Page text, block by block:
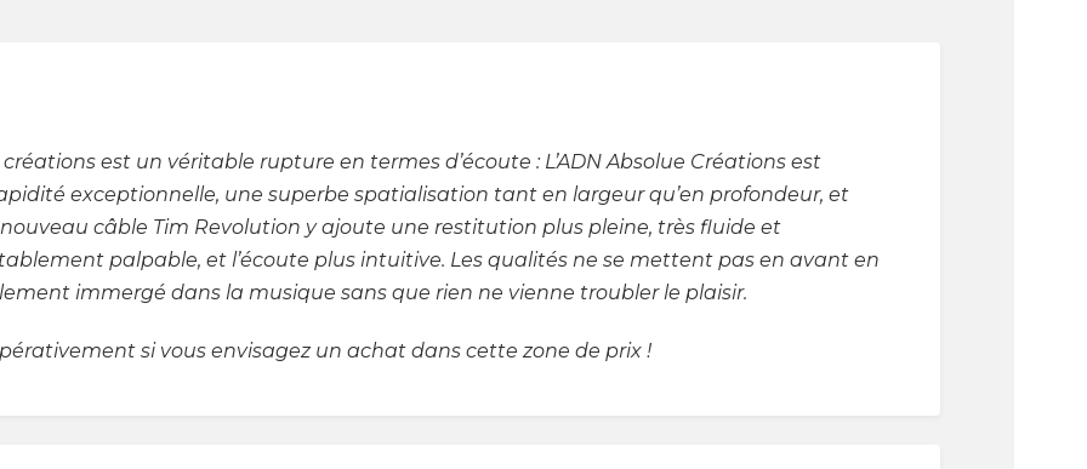
est un véritable rupture en termes d’écoute : L’ADN Absolue Créations est
exceptionnelle, une superbe spatialisation tant en largeur qu’en profondeur, et
câble Tim Revolution y ajoute une restitution plus pleine, très fluide et
palpable, et l’écoute plus intuitive. Les qualités ne se mettent pas en avant en
immergé dans la musique sans que rien ne vienne troubler le plaisir.
si vous envisagez un achat dans cette zone de prix !